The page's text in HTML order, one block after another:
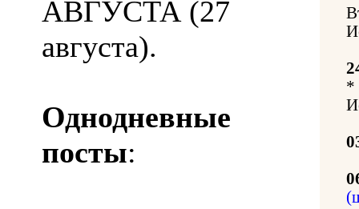
АВГУСТА (27
августа).
Однодневные
посты:
*